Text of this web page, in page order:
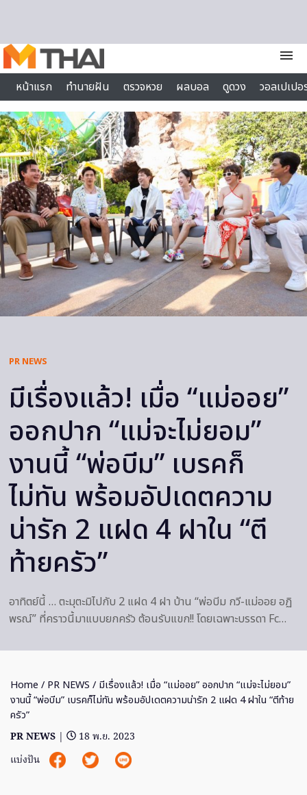
menu
หน้าแรก
ทำนายฝัน ตรวจหวย ผลบอล ดูดวง
วอลเปเป
ไลฟ์สไตล์
PR NEWS
มีเรื่องแล้ว! เมื่อ “แม่ออย”
ออกปาก “แม่จะไม่ยอม”
งานนี้ “พ่อบีม” เบรคก็
ไม่ทัน พร้อมอัปเดตความ
น่ารัก 2 แฝด 4 ฝาใน “ตี
ท้ายครัว”
อาทิตย์นี้ … ตะมุตะมิไปกับ 2 แฝด 4 ฝา บ้าน “พ่อบีม กวี-แม่ออย อฏิ
พรณ์” ที่คราวนี้มาแบบยกครัว ต้อนรับแขก!! โดยเฉพาะบรรดา Fc…
Home / PR NEWS / มีเรื่องแล้ว! เมื่อ “แม่ออย” ออกปาก “แม่จะไม่ยอม”
งานนี้ “พ่อบีม” เบรคก็ไม่ทัน พร้อมอัปเดตความน่ารัก 2 แฝด 4 ฝาใน “ตีท้าย
ครัว”
PR NEWS |
18 พ.ย. 2023
แบ่งปัน